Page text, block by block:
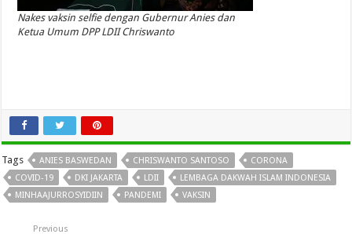
Nakes vaksin selfie dengan Gubernur Anies dan
Ketua Umum DPP LDII Chriswanto
Tags ANIES BASWEDAN CHRISWANTO SANTOSO
CORONA
COVID-19
DKI JAKARTA LDII
LEMBAGA DAKWAH ISLAM INDONESIA
MINHAAJURROSYIDIIN
PANDEMI VAKSIN
Previous